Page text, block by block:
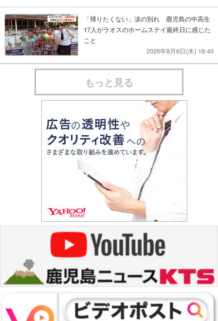
「帰りたくない」涙の別れ 鹿児島の中高生
17人がラオスのホームステイ最終日に感じた
こと
2026年8月6日(木) 18:40
もっと見る